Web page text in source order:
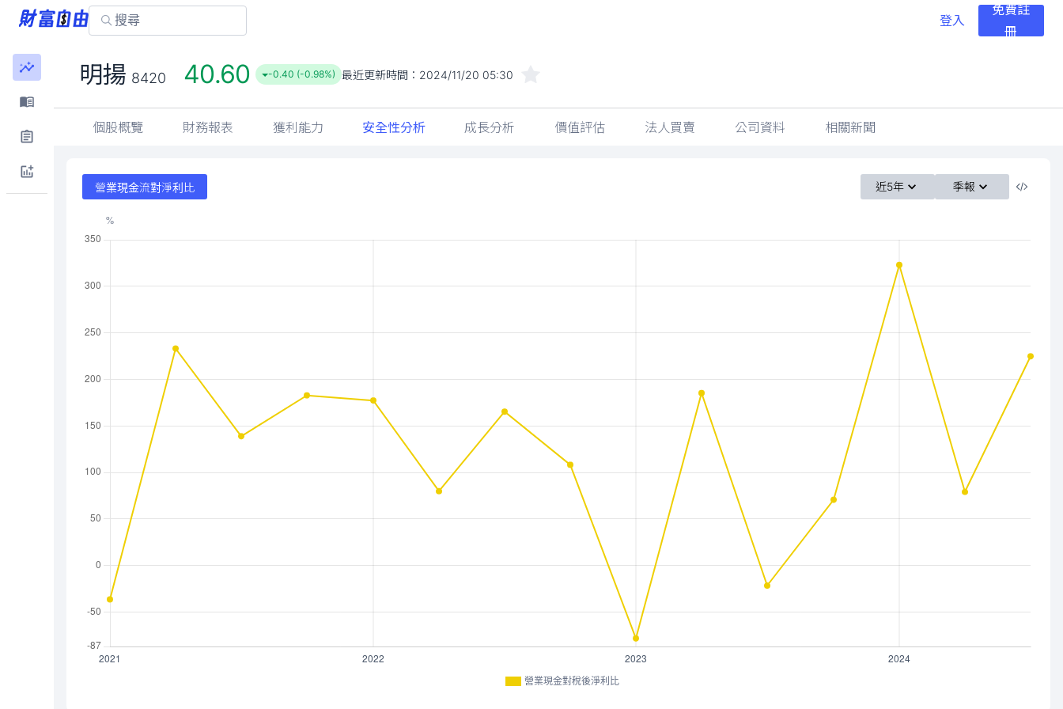
登入
免費註
冊
明揚 8420 40.60 -0.40 (-0.98%) 最近更新時間： 2024/11/20 05:30
個股概覽 財務報表 獲利能力 安全性分析 成長分析 價值評估 法人買賣 公司資料 相關新聞
營業現金流對淨利比 近5年 季報
營業現金對稅後淨利比